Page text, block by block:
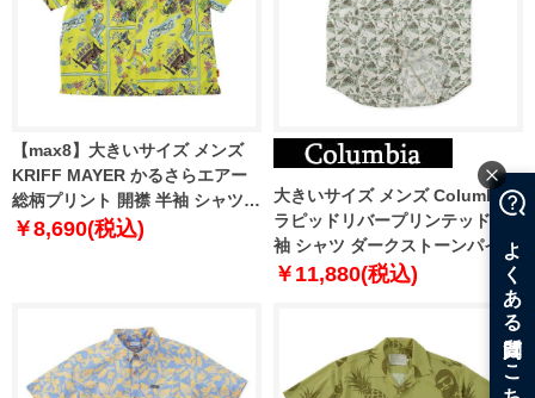
【max8】大きいサイズ メンズ
KRIFF MAYER かるさらエアー
総柄プリント 開襟 半袖 シャツ
イエロー マップ柄 1277-5260-3
￥8,690(税込)
大きいサイズ メンズ Columbia
ラピッドリバープリンテッド 半
袖 シャツ ダークストーンパイン
1277-5210-1 1X 2X 3X 4X 5X 6X
￥11,880(税込)